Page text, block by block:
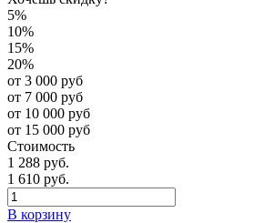
5%
10%
15%
20%
от 3 000 руб
от 7 000 руб
от 10 000 руб
от 15 000 руб
Стоимость
1 288 руб.
1 610 руб.
В корзину